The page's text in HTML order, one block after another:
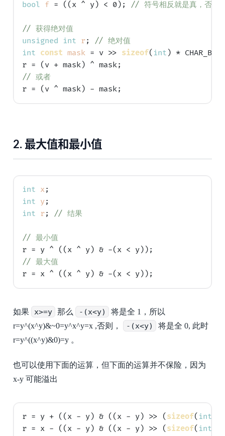
bool f = ((x ^ y) < 0); // 符号相反就是真，否则
// 获得绝对值
unsigned
int r; // 绝对值
int const mask = v >> sizeof( int ) *
// 或者
2.最大值和最小值
int x
int y
int r; // 结果
// 最小值
// 最大值
如果 x>=y 那么 -(x<y)
将是全 1，所以
r=y^(x^y)&~0=y^x^y=x ,否则，
-(x<y)
将是全 0, 此时
r=y^((x^y)&0)=y 。
也可以使用下面的运算，但下面的运算并不保险，因为
x-y 可能溢出
r = y + ((x - y) & ((x - y) >> ( sizeof( int
r = x - ((x - y) & ((x - y) >> ( sizeof( int